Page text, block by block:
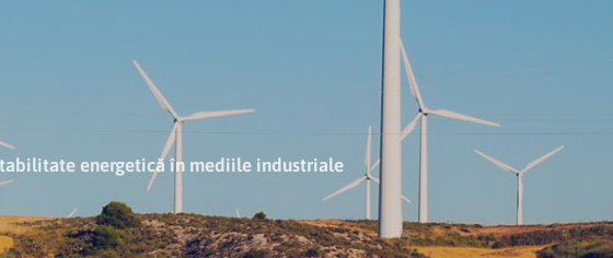
energetică în mediile industriale